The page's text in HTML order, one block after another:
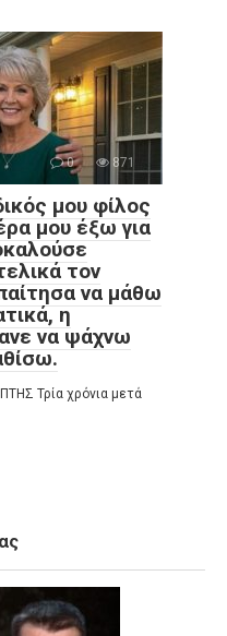
0 871
μου φίλος
μου έξω για
τον
να μάθω
η
να ψάχνω
Τρία χρόνια μετά